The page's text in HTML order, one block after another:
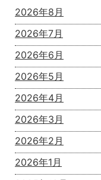
2026年8月
2026年7月
2026年6月
2026年5月
2026年4月
2026年3月
2026年2月
2026年1月